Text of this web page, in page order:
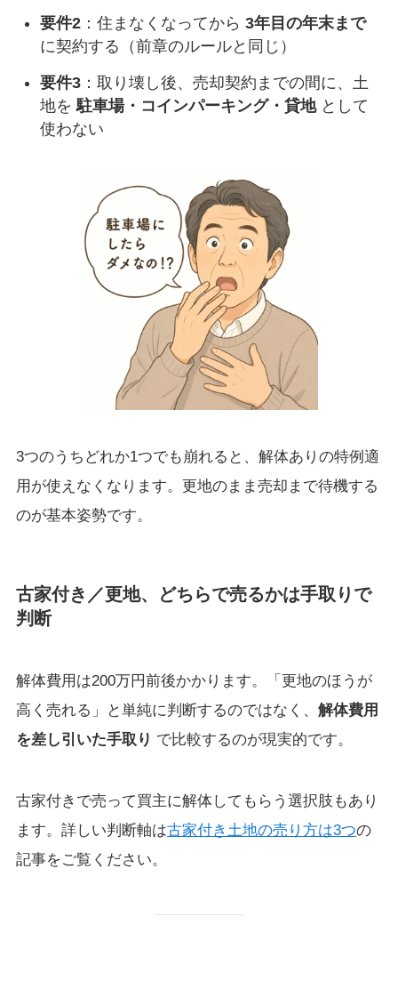
要件2：住まなくなってから 3年目の年末まで
に契約する（前章のルールと同じ）
要件3：取り壊し後、売却契約までの間に、土
地を駐車場・コインパーキング・貸地として
使わない
3つのうちどれか1つでも崩れると、解体ありの特例適
用が使えなくなります。更地のまま売却まで待機する
のが基本姿勢です。
古家付き／更地、どちらで売るかは手取りで
判断
解体費用は200万円前後かかります。「更地のほうが
高く売れる」と単純に判断するのではなく、 解体費用
を差し引いた手取り で比較するのが現実的です。
古家付きで売って買主に解体してもらう選択肢もあり
ます。詳しい判断軸は古家付き土地の売り方は3つの
記事をご覧ください。